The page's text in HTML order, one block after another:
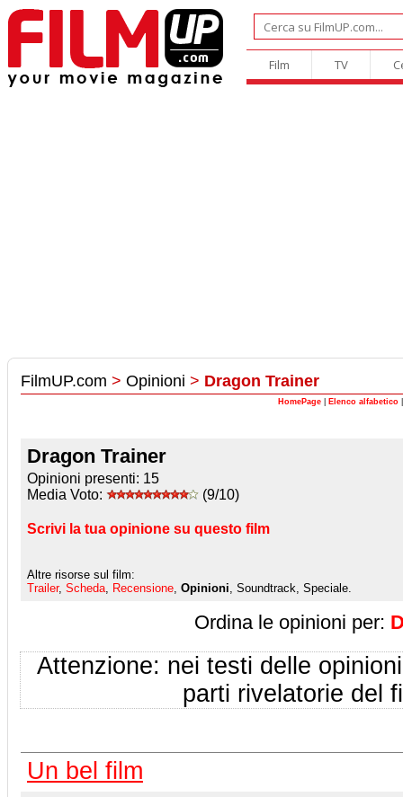
Film TV
FilmUP.com > Opinioni > Dragon Trainer
HomePage Elenco alfabetico
Dragon Trainer
Opinioni presenti: 15
Media Voto:
(9/10)
Scrivi la tua opinione su questo film
Altre risorse sul film:
Trailer, Scheda Recensione Opinioni , Soundtrack, Speciale.
Ordina le opinioni per:
Attenzione: nei testi delle
parti rivelatorie del
Un bel film